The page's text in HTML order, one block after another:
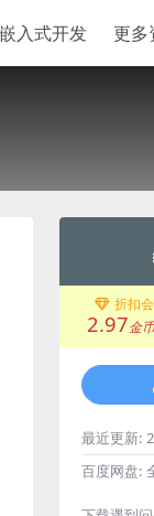
嵌入式开发 更多
折扣
2.97金币
最近更新:
百度网盘: